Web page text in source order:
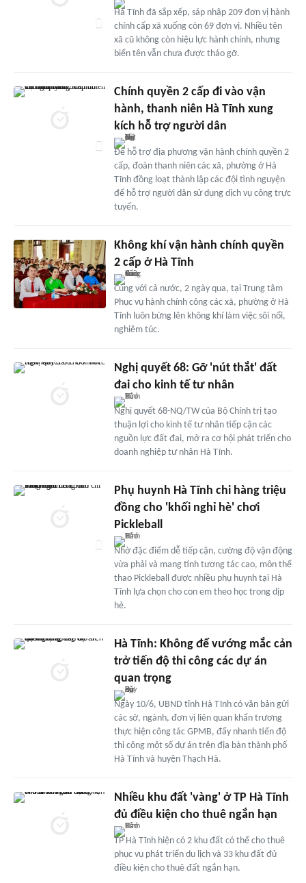
Hà Tĩnh đã sắp xếp, sáp nhập 209 đơn vị hành
chính cấp xã xuống còn 69 đơn vị. Nhiều tên
xã cũ không còn hiệu lực hành chính, nhưng
biển tên vẫn chưa được tháo gỡ.
Chính quyền 2 cấp đi vào vận
hành, thanh niên Hà Tĩnh xung
kích hỗ trợ người dân
Để hỗ trợ địa phương vận hành chính quyền 2
cấp, đoàn thanh niên các xã, phường ở Hà
Tĩnh đồng loạt thành lập các đội tình nguyện
để hỗ trợ người dân sử dụng dịch vụ công trực
tuyến.
Không khí vận hành chính quyền
2 cấp ở Hà Tĩnh
Cùng với cả nước, 2 ngày qua, tại Trung tâm
Phục vụ hành chính công các xã, phường ở Hà
Tĩnh luôn bừng lên không khí làm việc sôi nổi,
nghiêm túc.
Nghị quyết 68: Gỡ 'nút thắt' đất
đai cho kinh tế tư nhân
Nghị quyết 68-NQ/TW của Bộ Chính trị tạo
thuận lợi cho kinh tế tư nhân tiếp cận các
nguồn lực đất đai, mở ra cơ hội phát triển cho
doanh nghiệp tư nhân Hà Tĩnh.
Phụ huynh Hà Tĩnh chi hàng triệu
đồng cho 'khối nghỉ hè' chơi
Pickleball
Nhờ đặc điểm dễ tiếp cận, cường độ vận động
vừa phải và mang tính tương tác cao, môn thể
thao Pickleball được nhiều phụ huynh tại Hà
Tĩnh lựa chọn cho con em theo học trong dịp
hè.
Hà Tĩnh: Không để vướng mắc cản
trở tiến độ thi công các dự án
quan trọng
Ngày 10/6, UBND tỉnh Hà Tĩnh có văn bản gửi
các sở, ngành, đơn vị liên quan khẩn trương
thực hiện công tác GPMB, đẩy nhanh tiến độ
thi công một số dự án trên địa bàn thành phố
Hà Tĩnh và huyện Thạch Hà.
Nhiều khu đất 'vàng' ở TP Hà Tĩnh
đủ điều kiện cho thuê ngắn hạn
TP Hà Tĩnh hiện có 2 khu đất có thể cho thuê
phục vụ phát triển du lịch và 33 khu đất đủ
điều kiện cho thuê đất ngắn hạn.